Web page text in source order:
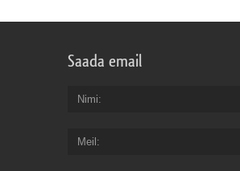
Saada email
Nimi
Meil